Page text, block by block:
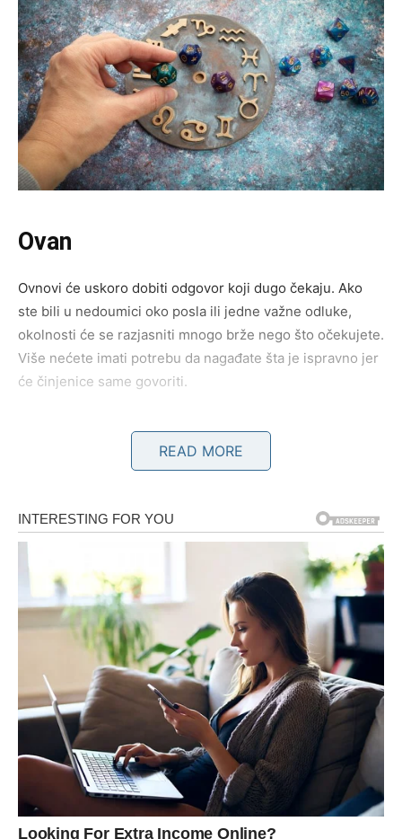
Ovan
Ovnovi će uskoro dobiti odgovor koji dugo čekaju. Ako
ste bili u nedoumici oko posla ili jedne važne odluke,
okolnosti će se razjasniti mnogo brže nego što očekujete.
Više nećete imati potrebu da nagađate šta je ispravno jer
će činjenice same govoriti.
Na ljubavnom planu dolazi iskren razgovor sa partnerom
ili osobom koja vam se dopada. Sve ono što je ostalo
neizgovoreno konačno izlazi na površinu, a upravo ta
Bikovima zvijezde otkrivaju da nije svako kašnjenje bilo
prepreka. Mnoge stvari nisu se dogodile ranije jer još nije
bio pravi trenutak. Sada dolazi period u kojem ćete jasno
vidjeti zašto je određeni put bio najbolji za vas.
U ljubavi vas očekuje više sigurnosti i međusobnog
povjerenja. Poslovno, stiže potvrda da se vaš trud nije
odvijao uzalud.
Blizanci
READ MORE